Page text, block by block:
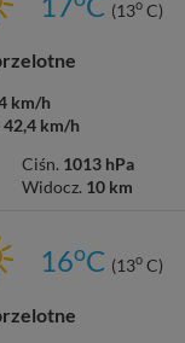
(13o C)
km/h
42,4 km/h
Ciśn. 1013 hPa
Widocz. 10 km
16oC (13o C)